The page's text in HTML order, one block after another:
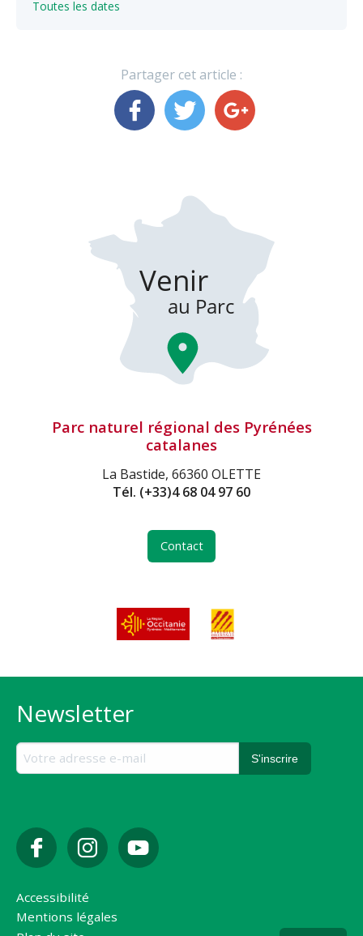
Toutes les dates
Partager cet article :
Parc naturel régional des Pyrénées
catalanes
La Bastide, 66360 OLETTE
Tél. (+33)4 68 04 97 60
Contact
Newsletter
Accessibilité
Mentions légales